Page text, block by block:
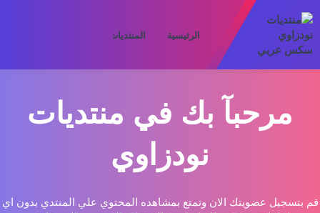
الرئيسية المنتديات
مرحبآ بك في منتديات
نودزاوي
قم بتسجيل عضويتك الان وتمتع بمشاهده المحتوي علي المنتدي بدون اي